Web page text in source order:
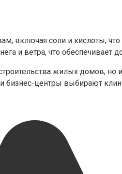
включая соли и кислоты,
и ветра, что обеспечивает
жилых домов,
центры выбирают